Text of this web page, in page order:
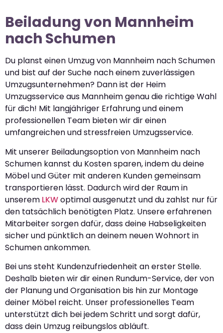
Beiladung von Mannheim
nach Schumen
Du planst einen Umzug von Mannheim nach Schumen
und bist auf der Suche nach einem zuverlässigen
Umzugsunternehmen? Dann ist der Heim
Umzugsservice aus Mannheim genau die richtige Wahl
für dich! Mit langjähriger Erfahrung und einem
professionellen Team bieten wir dir einen
umfangreichen und stressfreien Umzugsservice.
Mit unserer Beiladungsoption von Mannheim nach
Schumen kannst du Kosten sparen, indem du deine
Möbel und Güter mit anderen Kunden gemeinsam
transportieren lässt. Dadurch wird der Raum in
unserem LKWoptimal ausgenutzt und du zahlst nur für
den tatsächlich benötigten Platz. Unsere erfahrenen
Mitarbeiter sorgen dafür, dass deine Habseligkeiten
sicher und pünktlich an deinem neuen Wohnort in
Schumen ankommen.
Bei uns steht Kundenzufriedenheit an erster Stelle.
Deshalb bieten wir dir einen Rundum-Service, der von
der Planung und Organisation bis hin zur Montage
deiner Möbel reicht. Unser professionelles Team
unterstützt dich bei jedem Schritt und sorgt dafür,
dass dein Umzug reibungslos abläuft.